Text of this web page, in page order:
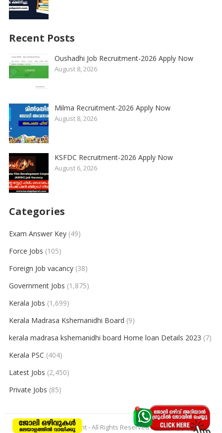
Recent Posts
Oushadhi Job Recruitment-2026 Apply Now
August 8, 2026
Milma Recruitment-2026 Apply Now
August 8, 2026
KSFDC Recruitment-2026 Apply Now
August 6, 2026
Categories
Exam Answer Key(49)
Force Jobs (105)
Foreign Job vacancy(38)
Government Jobs (1,875)
Kerala Jobs (1,699)
Kerala Madrasa Kshemanidhi Board (9)
kerala madrasa kshemanidhi board Home loan Details 2023 (7)
Kerala PSC (404)
Latest Jobs (2,450)
Private Jobs (85)
© 2026keralajobpoint- All Rights Reserved toKeralajobpoint